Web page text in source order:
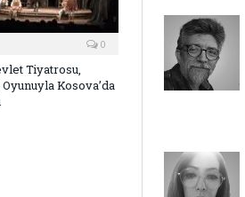
0
Tiyatrosu,
Oyunuyla Kosova’da